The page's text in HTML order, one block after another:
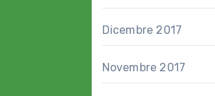
Dicembre 2017
Novembre 2017